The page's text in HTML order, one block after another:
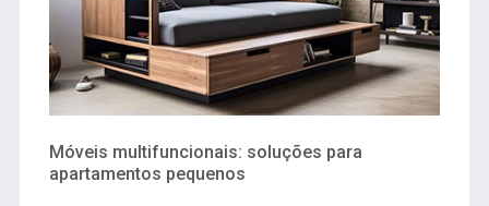
Móveis multifuncionais: soluções para
apartamentos pequenos